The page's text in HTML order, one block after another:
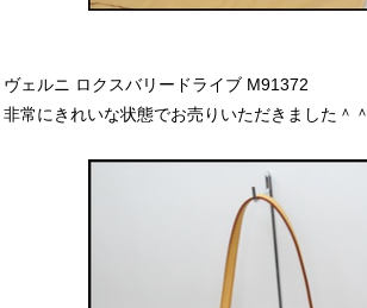
ヴェルニ ロクスバリードライブ M91372
非常にきれいな状態でお売りいただきました＾＾